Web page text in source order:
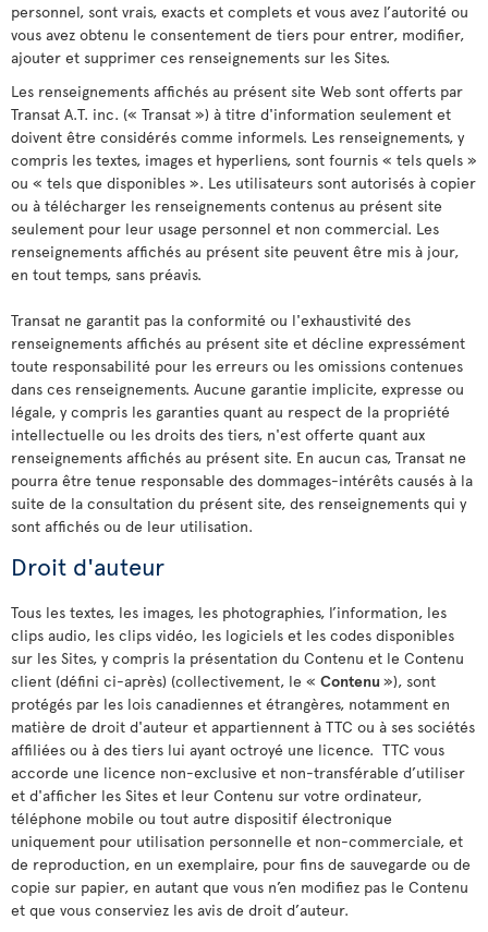
personnel, sont vrais, exacts et complets et vous avez l’autorité ou
vous avez obtenu le consentement de tiers pour entrer, modifier,
ajouter et supprimer ces renseignements sur les Sites.
Les renseignements affichés au présent site Web sont offerts par
Transat A.T. inc. (« Transat ») à titre d'information seulement et
doivent être considérés comme informels. Les renseignements, y
compris les textes, images et hyperliens, sont fournis « tels quels »
ou « tels que disponibles ». Les utilisateurs sont autorisés à copier
ou à télécharger les renseignements contenus au présent site
seulement pour leur usage personnel et non commercial. Les
renseignements affichés au présent site peuvent être mis à jour,
en tout temps, sans préavis.
Transat ne garantit pas la conformité ou l'exhaustivité des
renseignements affichés au présent site et décline expressément
toute responsabilité pour les erreurs ou les omissions contenues
dans ces renseignements. Aucune garantie implicite, expresse ou
légale, y compris les garanties quant au respect de la propriété
intellectuelle ou les droits des tiers, n'est offerte quant aux
renseignements affichés au présent site. En aucun cas, Transat ne
pourra être tenue responsable des dommages-intérêts causés à la
suite de la consultation du présent site, des renseignements qui y
sont affichés ou de leur utilisation.
Droit d'auteur
Tous les textes, les images, les photographies, l’information, les
clips audio, les clips vidéo, les logiciels et les codes disponibles
sur les Sites, y compris la présentation du Contenu et le Contenu
client (défini ci-après) (collectivement, le « Contenu »), sont
protégés par les lois canadiennes et étrangères, notamment en
matière de droit d'auteur et appartiennent à TTC ou à ses sociétés
affiliées ou à des tiers lui ayant octroyé une licence. TTC vous
accorde une licence non-exclusive et non-transférable d’utiliser
et d'afficher les Sites et leur Contenu sur votre ordinateur,
téléphone mobile ou tout autre dispositif électronique
uniquement pour utilisation personnelle et non-commerciale, et
de reproduction, en un exemplaire, pour fins de sauvegarde ou de
copie sur papier, en autant que vous n’en modifiez pas le Contenu
et que vous conserviez les avis de droit d’auteur.